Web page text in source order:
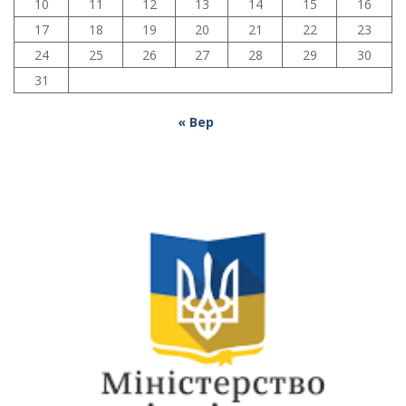
10 11 12 13 14 15
16
17
18 19 20 21 22
23
24
25 26 27 28 29
30
31
« Вер